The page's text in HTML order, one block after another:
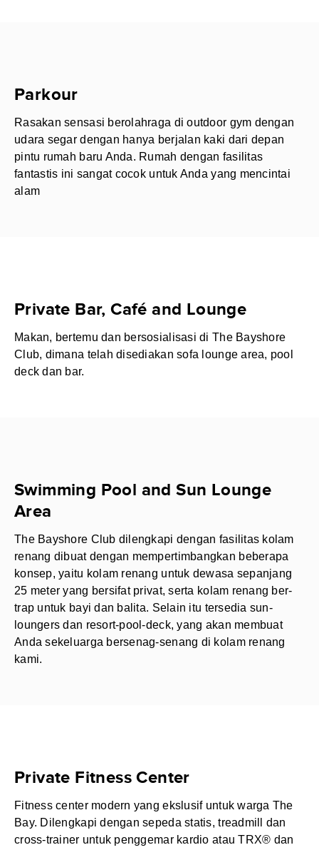
Parkour
Rasakan sensasi berolahraga di outdoor gym dengan
udara segar dengan hanya berjalan kaki dari depan
pintu rumah baru Anda. Rumah dengan fasilitas
fantastis ini sangat cocok untuk Anda yang mencintai
alam
Private Bar, Café and Lounge
Makan, bertemu dan bersosialisasi di The Bayshore
Club, dimana telah disediakan sofa lounge area, pool
deck dan bar.
Swimming Pool and Sun Lounge
Area
The Bayshore Club dilengkapi dengan fasilitas kolam
renang dibuat dengan mempertimbangkan beberapa
konsep, yaitu kolam renang untuk dewasa sepanjang
25 meter yang bersifat privat, serta kolam renang ber-
trap untuk bayi dan balita. Selain itu tersedia sun-
loungers dan resort-pool-deck, yang akan membuat
Anda sekeluarga bersenag-senang di kolam renang
kami.
Private Fitness Center
Fitness center modern yang ekslusif untuk warga The
Bay. Dilengkapi dengan sepeda statis, treadmill dan
cross-trainer untuk penggemar kardio atau TRX® dan